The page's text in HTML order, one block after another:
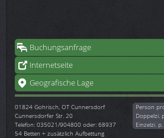
Buchungsanfrage
Internetseite
Geografische Lage
01824 Gohrisch, OT Cunnersdorf
Cunnersdorfer Str. 20
Telefon: 035021/904800 oder: 68937
54 Betten + zusätzlich Aufbettung
Person
Doppelzi.
Einzelzi.